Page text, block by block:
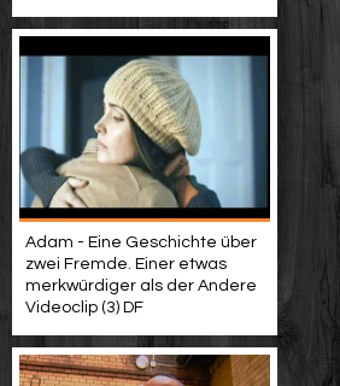
Adam - Eine Geschichte über
zwei Fremde. Einer etwas
merkwürdiger als der Andere
Videoclip (3) DF